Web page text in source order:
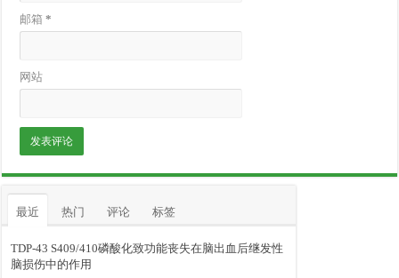
邮箱*
网站
最近 热门 评论 标签
TDP-43 S409/410磷酸化致功能丧失在脑出血后继发性
脑损伤中的作用